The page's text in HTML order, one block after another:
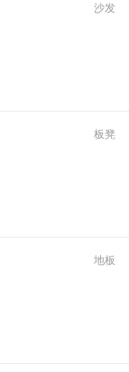
沙发
板凳
地板